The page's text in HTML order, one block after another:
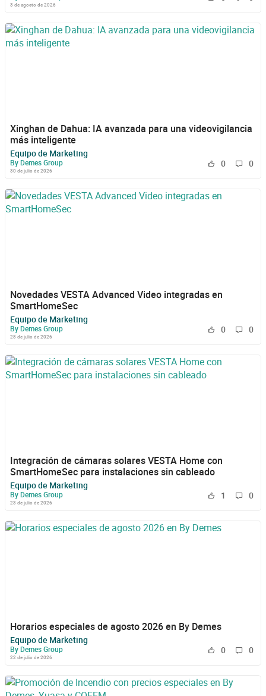
3 de agosto de 2026
Xinghan de Dahua: IA avanzada para una videovigilancia
más inteligente
Equipo de Marketing
By Demes Group
30 de julio de 2026
0 0
Novedades VESTA Advanced Video integradas en
SmartHomeSec
Equipo de Marketing
By Demes Group
28 de julio de 2026
0 0
Integración de cámaras solares VESTA Home con
SmartHomeSec para instalaciones sin cableado
Equipo de Marketing
By Demes Group
23 de julio de 2026
1 0
Horarios especiales de agosto 2026 en By Demes
Equipo de Marketing
By Demes Group
22 de julio de 2026
0 0